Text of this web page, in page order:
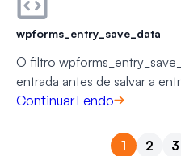
wpforms_entry_save_data
O filtro
entrada antes de salvar a
Continuar Lendo
1 2 3